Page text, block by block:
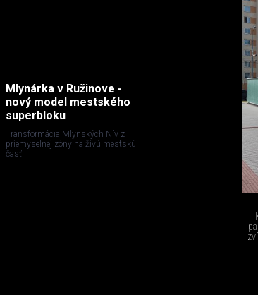
Mlynárka v Ružinove -
nový model mestského
superbloku
Transformácia Mlynských Nív z
priemyselnej zóny na živú mestskú
časť